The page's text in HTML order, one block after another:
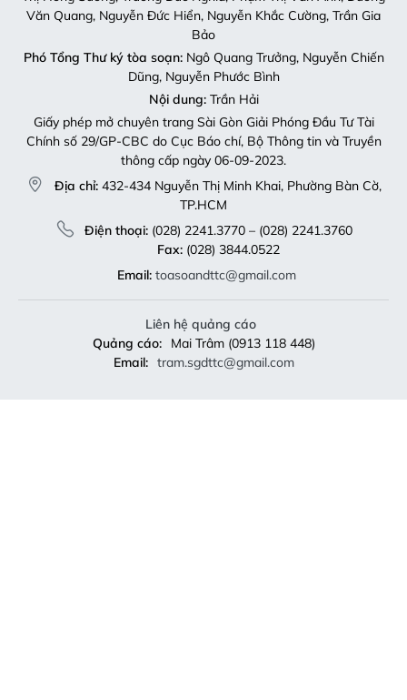
Văn Quang, Nguyễn Đức Hiển, Nguyễn Khắc Cường, Trần Gia
Bảo
Phó Tổng Thư ký tòa soạn:Ngô Quang Trưởng, Nguyễn Chiến
Dũng, Nguyễn Phước Bình
Nội dung:Trần Hải
Giấy phép mở chuyên trang Sài Gòn Giải Phóng Đầu Tư Tài
Chính số 29/GP-CBC do Cục Báo chí, Bộ Thông tin và Truyền
thông cấp ngày 06-09-2023.
Địa chỉ: 432-434 Nguyễn Thị Minh Khai, Phường Bàn Cờ,
TP.HCM
Điện thoại:(028) 2241.3770 – (028) 2241.3760
Fax:(028) 3844.0522
Email: toasoandttc@gmail.com
Liên hệ quảng cáo
Quảng cáo:
Mai Trâm (0913 118 448)
Email: tram.sgdttc@gmail.com